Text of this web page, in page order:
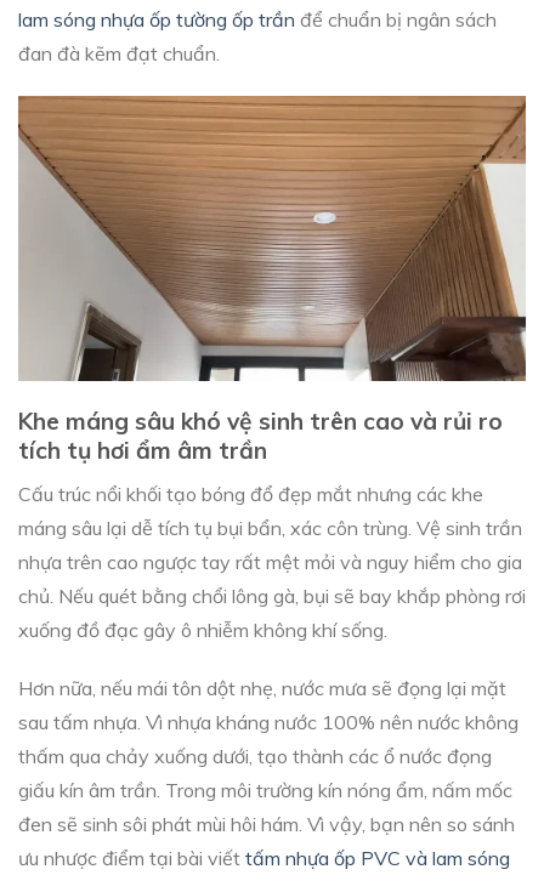
lam sóng nhựa ốp tường ốp trần để chuẩn bị ngân sách
đan đà kẽm đạt chuẩn.
Khe máng sâu khó vệ sinh trên cao và rủi ro
tích tụ hơi ẩm âm trần
Cấu trúc nổi khối tạo bóng đổ đẹp mắt nhưng các khe
máng sâu lại dễ tích tụ bụi bẩn, xác côn trùng. Vệ sinh trần
nhựa trên cao ngược tay rất mệt mỏi và nguy hiểm cho gia
chủ. Nếu quét bằng chổi lông gà, bụi sẽ bay khắp phòng rơi
xuống đồ đạc gây ô nhiễm không khí sống.
Hơn nữa, nếu mái tôn dột nhẹ, nước mưa sẽ đọng lại mặt
sau tấm nhựa. Vì nhựa kháng nước 100% nên nước không
thấm qua chảy xuống dưới, tạo thành các ổ nước đọng
giấu kín âm trần. Trong môi trường kín nóng ẩm, nấm mốc
đen sẽ sinh sôi phát mùi hôi hám. Vì vậy, bạn nên so sánh
ưu nhược điểm tại bài viết tấm nhựa ốp PVC và lam sóng